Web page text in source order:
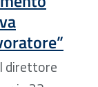
direttore